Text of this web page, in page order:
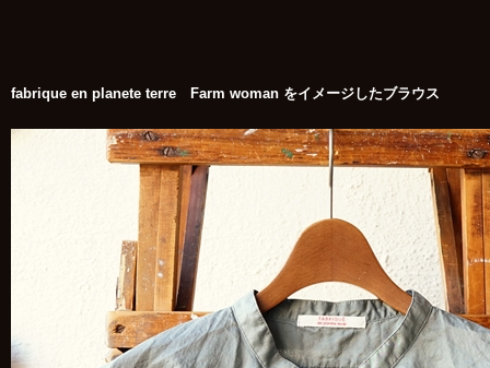
fabrique en planete terre Farm woman をイメージしたブラウス